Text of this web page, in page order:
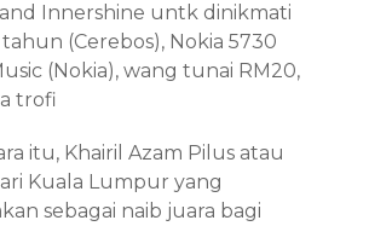
Innershine untk dinikmati
tahun (Cerebos), Nokia 5730
(Nokia), wang tunai RM20,
trofi
itu, Khairil Azam Pilus atau
Kuala Lumpur yang
sebagai naib juara bagi